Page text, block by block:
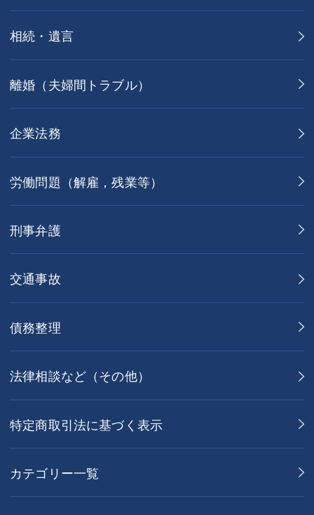
相続・遺言
離婚（夫婦間トラブル）
企業法務
労働問題（解雇，残業等）
刑事弁護
交通事故
債務整理
法律相談など（その他）
特定商取引法に基づく表示
カテゴリー一覧